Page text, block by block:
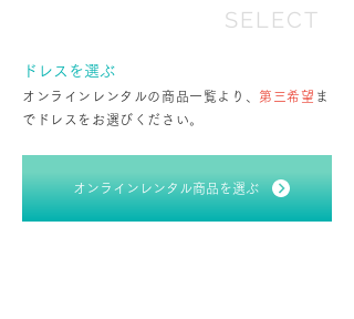
ドレスを選ぶ
オンラインレンタルの商品一覧より、 第三希望 ま
でドレスをお選びください。
SELECT
オンラインレンタル商品を選ぶ